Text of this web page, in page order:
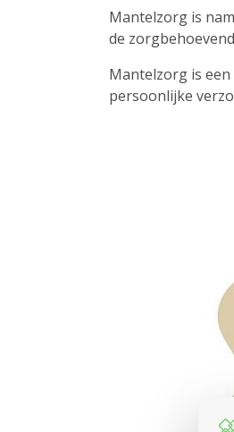
Mantelzorg is
de
Mantelzorg is
persoonlijke